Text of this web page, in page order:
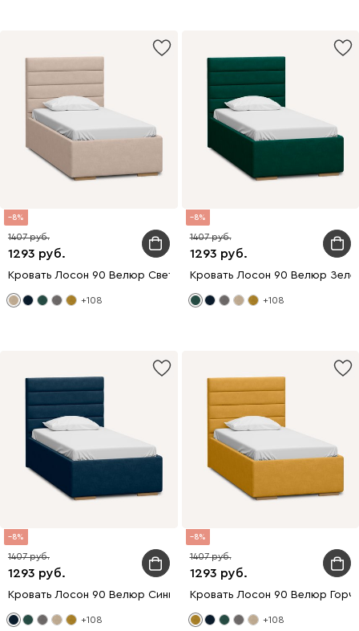
8
1293
1407
Кровать Лосон 90 Велюр Светло-бежевый
+108
8
1293
1407
Кровать Лосон 90 Велюр
+108
8
1293
1407
Кровать Лосон 90 Велюр Синий
+108
8
1293
1407
Кровать Лосон 90 Велюр
+108